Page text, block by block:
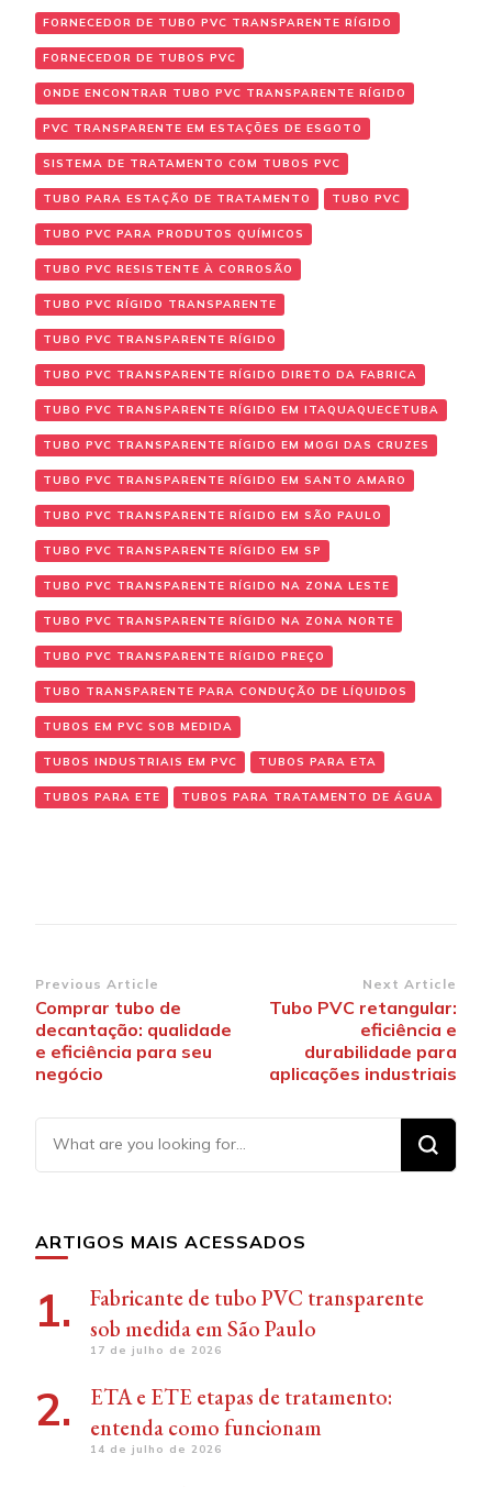
FORNECEDOR DE TUBO PVC TRANSPARENTE RÍGIDO
FORNECEDOR DE TUBOS PVC
ONDE ENCONTRAR TUBO PVC TRANSPARENTE RÍGIDO
PVC TRANSPARENTE EM ESTAÇÕES DE ESGOTO
SISTEMA DE TRATAMENTO COM TUBOS PVC
TUBO PARA ESTAÇÃO DE TRATAMENTO TUBO PVC
TUBO PVC PARA PRODUTOS QUÍMICOS
TUBO PVC RESISTENTE À CORROSÃO
TUBO PVC RÍGIDO TRANSPARENTE
TUBO PVC TRANSPARENTE RÍGIDO
TUBO PVC TRANSPARENTE RÍGIDO DIRETO DA FABRICA
TUBO PVC TRANSPARENTE RÍGIDO EM ITAQUAQUECETUBA
TUBO PVC TRANSPARENTE RÍGIDO EM MOGI DAS CRUZES
TUBO PVC TRANSPARENTE RÍGIDO EM SANTO AMARO
TUBO PVC TRANSPARENTE RÍGIDO EM SÃO PAULO
TUBO PVC TRANSPARENTE RÍGIDO EM SP
TUBO PVC TRANSPARENTE RÍGIDO NA ZONA LESTE
TUBO PVC TRANSPARENTE RÍGIDO NA ZONA NORTE
TUBO PVC TRANSPARENTE RÍGIDO PREÇO
TUBO TRANSPARENTE PARA CONDUÇÃO DE LÍQUIDOS
TUBOS EM PVC SOB MEDIDA
TUBOS INDUSTRIAIS EM PVC TUBOS PARA ETA
TUBOS PARA ETE TUBOS PARA TRATAMENTO DE ÁGUA
Post Navigation
Previous Article
Comprar tubo de
decantação: qualidade
e eficiência para seu
negócio
Next Article
Tubo PVC retangular:
eficiência e
durabilidade para
aplicações industriais
Looking
for
ARTIGOS MAIS ACESSADOS
Fabricante de tubo PVC transparente
sob medida em São Paulo
17 de julho de 2026
ETA e ETE etapas de tratamento:
entenda como funcionam
14 de julho de 2026